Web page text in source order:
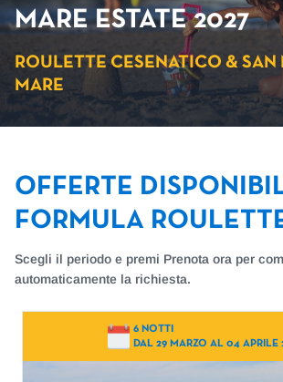
MARE ESTATE 2027
ROULETTE CESENATICO & SAN
MARE
OFFERTE
FORMULA
Scegli il periodo e premi Prenota ora per
automaticamente la richiesta.
6 NOTTI
DAL 29 MARZO AL 04 APRILE